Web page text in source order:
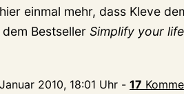
einmal mehr, dass Kleve
Bestseller Simplify your
2010, 18:01 Uhr - 17